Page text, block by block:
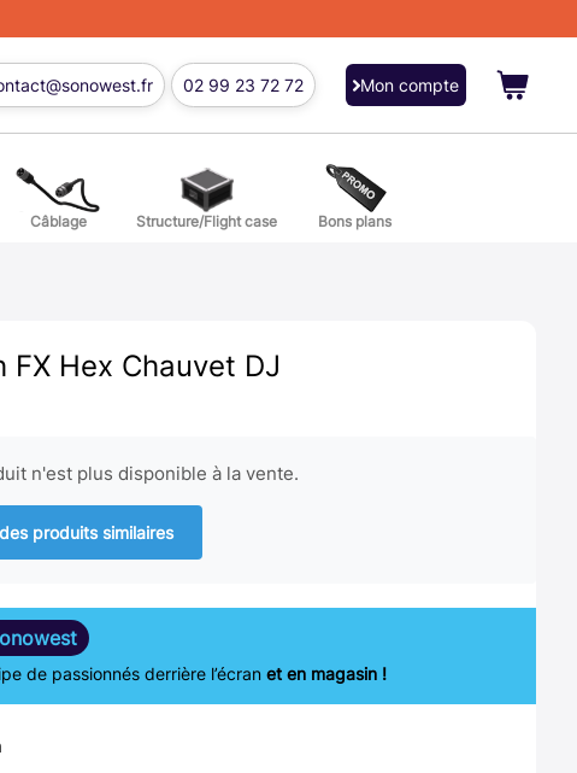
02 99 23 72 72 Mon compte
Câblage Structure/Flight case Bons plans
FX Hex Chauvet DJ
n'est plus disponible à la vente.
produits similaires
de passionnés derrière l’écran et en magasin !